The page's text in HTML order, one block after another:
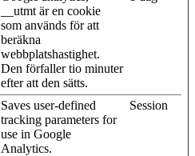
__utmt är en cookie
som används för att
beräkna
webbplatshastighet.
Den förfaller tio minuter
efter att den sätts.
Saves user-defined
tracking parameters for
use in Google
Analytics.
Session